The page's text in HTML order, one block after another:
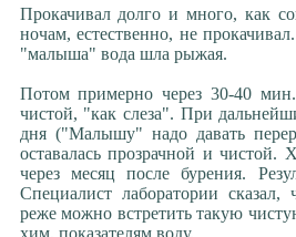
Прокачивал долго и много, как
ночам, естественно, не
"малыша" вода шла рыжая.
Потом примерно через 30-40 мин.
чистой, "как слеза". При
дня ("Малышу" надо давать
оставалась прозрачной и чистой.
через месяц после бурения.
Специалист лаборатории
реже можно встретить такую
хим. показателям воду.